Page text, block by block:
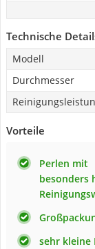
Technische
Modell
Durchmesser
Vorteile
Perlen mit
besonders
sehr kleine